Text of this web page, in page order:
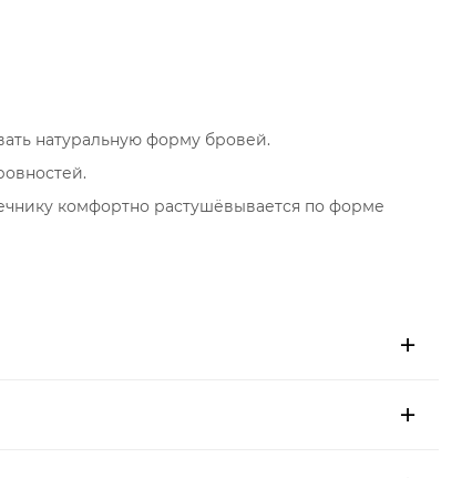
натуральную форму бровей.
комфортно растушёвывается по форме